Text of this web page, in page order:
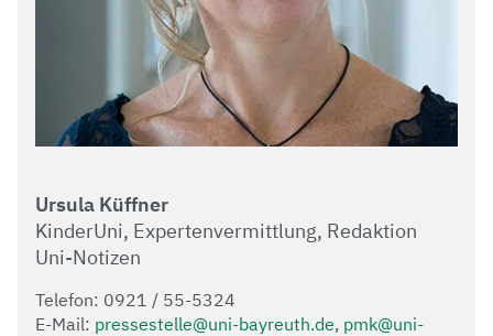
Ursula Küffner
KinderUni, Expertenvermittlung, Redaktion
Uni-Notizen
Telefon: 0921 / 55-5324
E-Mail: pressestelle@uni-bayreuth.de, pmk@uni-